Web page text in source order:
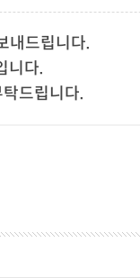
다를 수 있습니다.)
내드립니다.
니다.
드립니다.